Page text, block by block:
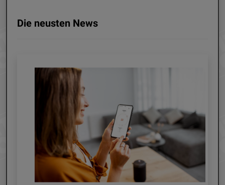
Die neusten News